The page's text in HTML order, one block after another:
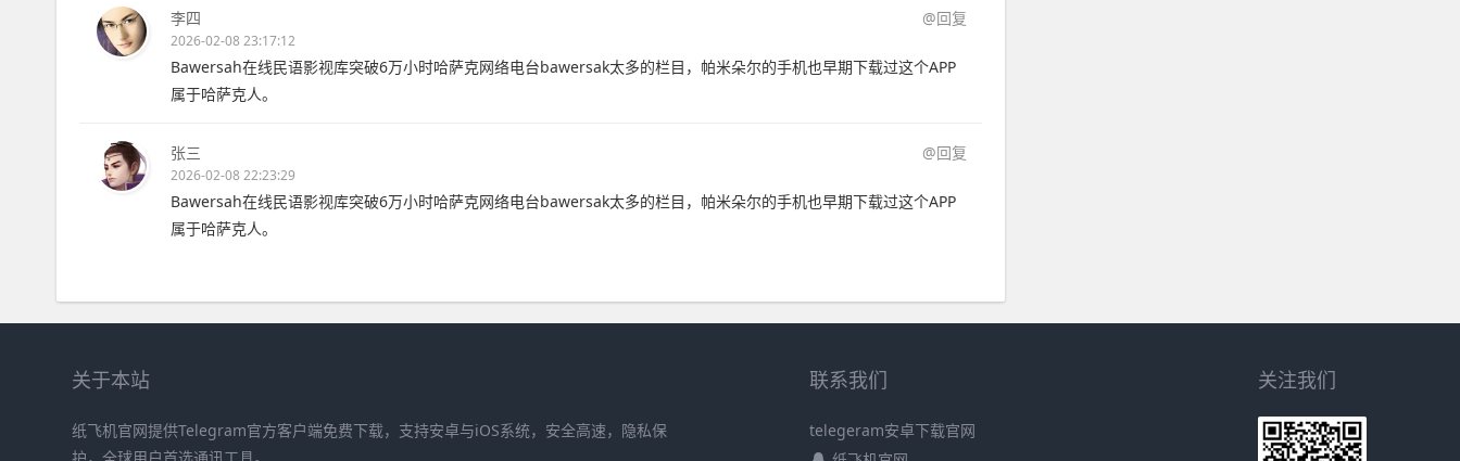
李四 @回复
2026-02-08 23:17:12
Bawersah在线民语影视库突破6万小时哈萨克网络电台bawersak太多的栏目，帕米朵尔的手机也早期下载过这个APP
属于哈萨克人。
张三 @回复
2026-02-08 22:23:29
Bawersah在线民语影视库突破6万小时哈萨克网络电台bawersak太多的栏目，帕米朵尔的手机也早期下载过这个APP
属于哈萨克人。
关于本站
纸飞机官网提供Telegram官方客户端免费下载，支持安卓与iOS系统，安全高速，隐私保
联系我们
telegeram安卓下载官网
关注我们